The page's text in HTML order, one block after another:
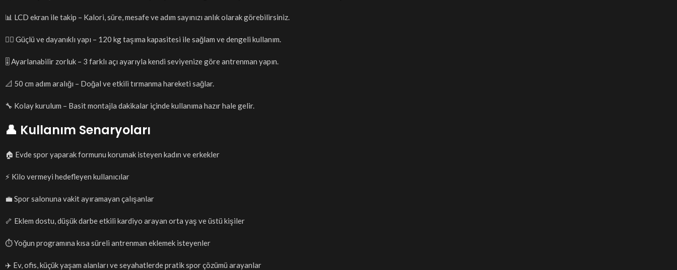
📊 LCD ekran ile takip – Kalori, süre, mesafe ve adım sayınızı anlık olarak görebilirsiniz.
🏋️‍♀️ Güçlü ve dayanıklı yapı – 120 kg taşıma kapasitesi ile sağlam ve dengeli kullanım.
🎚️ Ayarlanabilir zorluk – 3 farklı açı ayarıyla kendi seviyenize göre antrenman yapın.
📐 50 cm adım aralığı – Doğal ve etkili tırmanma hareketi sağlar.
🔧 Kolay kurulum – Basit montajla dakikalar içinde kullanıma hazır hale gelir.
👤 Kullanım Senaryoları
🏠 Evde spor yaparak formunu korumak isteyen kadın ve erkekler
⚡ Kilo vermeyi hedefleyen kullanıcılar
💼 Spor salonuna vakit ayıramayan çalışanlar
🦴 Eklem dostu, düşük darbe etkili kardiyo arayan orta yaş ve üstü kişiler
⏱️ Yoğun programına kısa süreli antrenman eklemek isteyenler
✈️ Ev, ofis, küçük yaşam alanları ve seyahatlerde pratik spor çözümü arayanlar